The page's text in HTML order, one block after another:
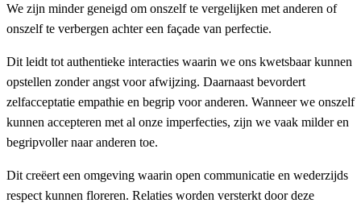
We zijn minder geneigd om onszelf te vergelijken met anderen of
onszelf te verbergen achter een façade van perfectie.
Dit leidt tot authentieke interacties waarin we ons kwetsbaar kunnen
opstellen zonder angst voor afwijzing. Daarnaast bevordert
zelfacceptatie empathie en begrip voor anderen. Wanneer we onszelf
kunnen accepteren met al onze imperfecties, zijn we vaak milder en
begripvoller naar anderen toe.
Dit creëert een omgeving waarin open communicatie en wederzijds
respect kunnen floreren. Relaties worden versterkt door deze